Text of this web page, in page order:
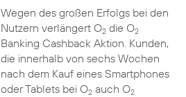
Wegen des großen Erfolgs bei den
Nutzern verlängert O2die O2
Banking Cashback Aktion. Kunden,
die innerhalb von sechs Wochen
nach dem Kauf eines Smartphones
oder Tablets bei O2auch O2